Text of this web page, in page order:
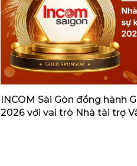
INCOM Sài Gòn đồng hành
2026 với vai trò Nhà tài trợ